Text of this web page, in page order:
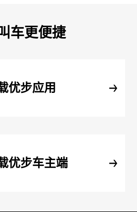
车更便捷
优步应用
优步车主端